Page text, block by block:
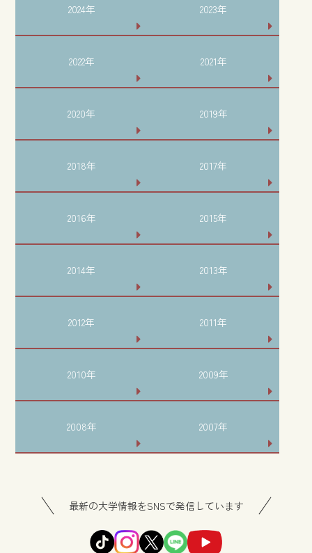
2024年 2023年
2022年 2021年
2020年 2019年
2018年 2017年
2016年 2015年
2014年 2013年
2012年 2011年
2010年 2009年
2008年 2007年
最新の大学情報をSNSで発信しています